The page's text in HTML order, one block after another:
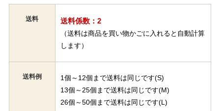
送料 送料係数：2
（送料は商品を買い物かごに入れると自動計算
します）
送料例
1個～12個まで送料は同じです(S)
13個～25個まで送料は同じです(M)
26個～50個まで送料は同じです(L)